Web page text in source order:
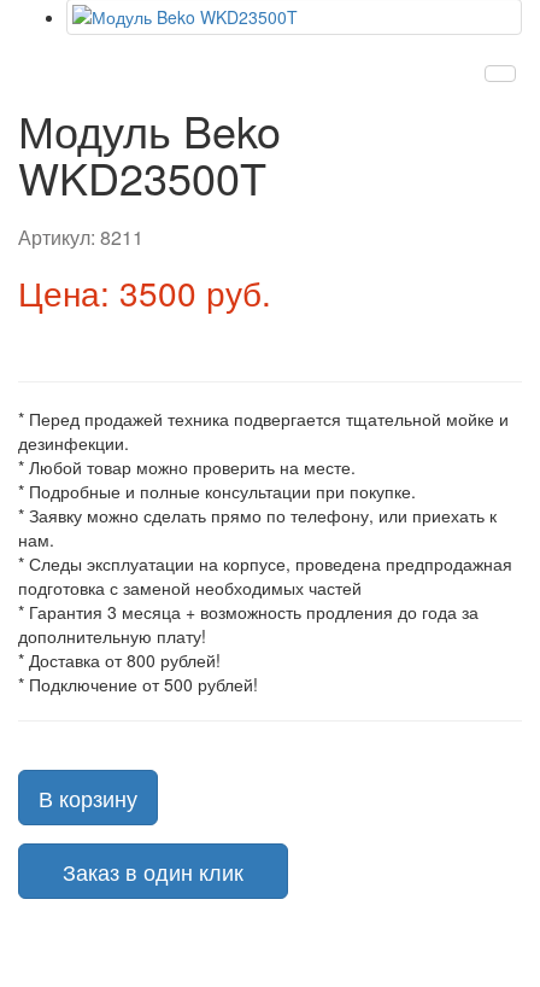
Модуль Beko
WKD23500T
Артикул: 8211
Цена: 3500 руб.
* Перед продажей техника подвергается тщательной мойке и
дезинфекции.
* Любой товар можно проверить на месте.
* Подробные и полные консультации при покупке.
* Заявку можно сделать прямо по телефону, или приехать к
нам.
* Следы эксплуатации на корпусе, проведена предпродажная
подготовка с заменой необходимых частей
* Гарантия 3 месяца + возможность продления до года за
дополнительную плату!
* Доставка от 800 рублей!
* Подключение от 500 рублей!
В корзину
Заказ в один клик